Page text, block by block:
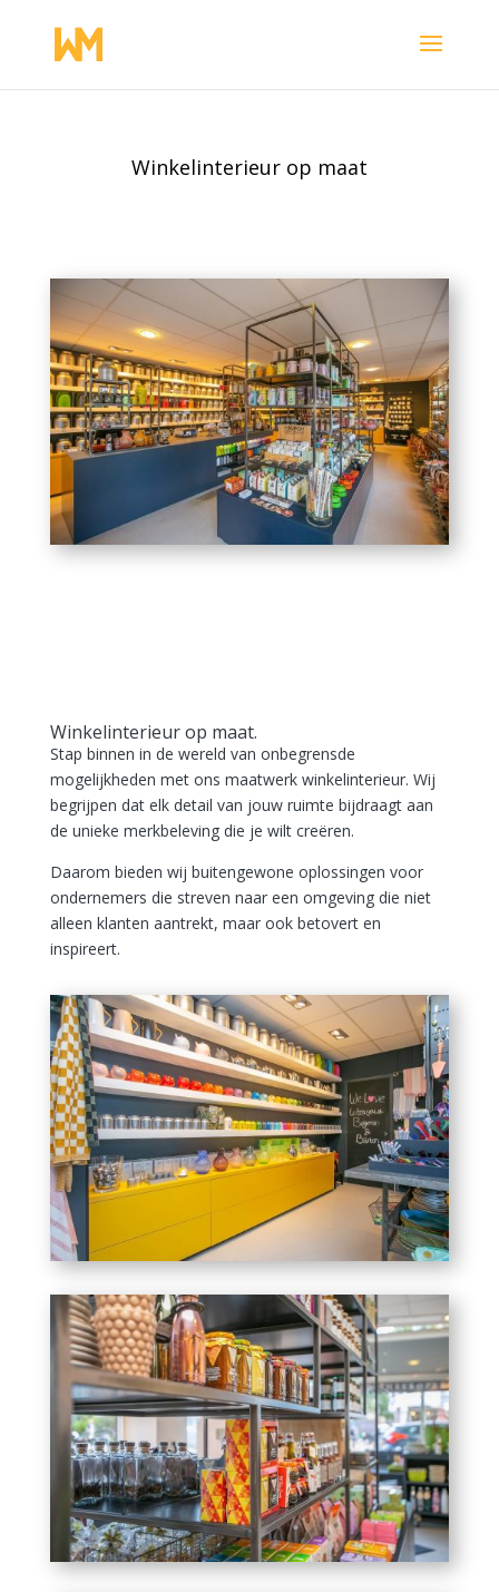
Winkelinterieur op maat
Winkelinterieur op maat.
Stap binnen in de wereld van onbegrensde
mogelijkheden met ons maatwerk winkelinterieur. Wij
begrijpen dat elk detail van jouw ruimte bijdraagt aan
de unieke merkbeleving die je wilt creëren.
Daarom bieden wij buitengewone oplossingen voor
ondernemers die streven naar een omgeving die niet
alleen klanten aantrekt, maar ook betovert en
inspireert.